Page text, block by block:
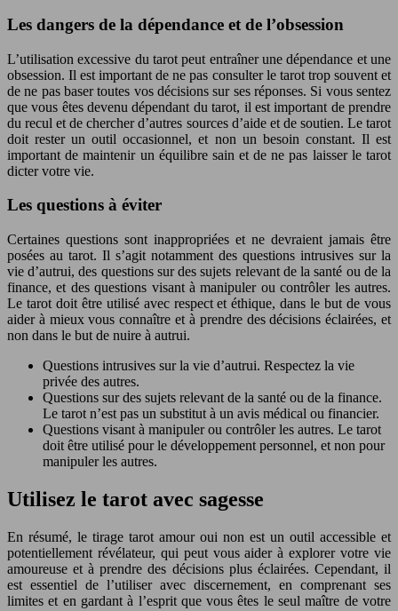
Les dangers de la dépendance et de l’obsession
L’utilisation excessive du tarot peut entraîner une dépendance et une
obsession. Il est important de ne pas consulter le tarot trop souvent et
de ne pas baser toutes vos décisions sur ses réponses. Si vous sentez
que vous êtes devenu dépendant du tarot, il est important de prendre
du recul et de chercher d’autres sources d’aide et de soutien. Le tarot
doit rester un outil occasionnel, et non un besoin constant. Il est
important de maintenir un équilibre sain et de ne pas laisser le tarot
dicter votre vie.
Les questions à éviter
Certaines questions sont inappropriées et ne devraient jamais être
posées au tarot. Il s’agit notamment des questions intrusives sur la
vie d’autrui, des questions sur des sujets relevant de la santé ou de la
finance, et des questions visant à manipuler ou contrôler les autres.
Le tarot doit être utilisé avec respect et éthique, dans le but de vous
aider à mieux vous connaître et à prendre des décisions éclairées, et
non dans le but de nuire à autrui.
Questions intrusives sur la vie d’autrui. Respectez la vie
privée des autres.
Questions sur des sujets relevant de la santé ou de la finance.
Le tarot n’est pas un substitut à un avis médical ou financier.
Questions visant à manipuler ou contrôler les autres. Le tarot
doit être utilisé pour le développement personnel, et non pour
manipuler les autres.
Utilisez le tarot avec sagesse
En résumé, le tirage tarot amour oui non est un outil accessible et
potentiellement révélateur, qui peut vous aider à explorer votre vie
amoureuse et à prendre des décisions plus éclairées. Cependant, il
est essentiel de l’utiliser avec discernement, en comprenant ses
limites et en gardant à l’esprit que vous êtes le seul maître de votre